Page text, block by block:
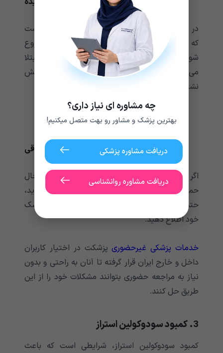
در صورت بروز این نوعحساسیت به بیهوشی
بهتر است
که سریعا دارو های بیهوشی قطع شده و درمان شروع
شود. هنگامی‌‌‌‌‌‌‌‌‌‌‌‌‌‌‌‌‌‌‌‌‌‌‌‌‌‌‌‌‌‌‌‌‌‌‌‌‌‌‌‌‌‌‌ که فردی به هایپرترمی‌‌‌‌‌‌‌‌‌‌‌‌‌‌‌‌‌‌‌‌‌‌‌‌‌‌‌‌‌‌‌‌‌‌‌‌‌‌‌‌‌‌‌ بدخیم مبتلا
می‌‌‌‌‌‌‌‌‌‌‌‌‌‌‌‌‌‌‌‌‌‌‌‌‌‌‌‌‌‌‌‌‌‌‌‌‌‌‌‌‌‌‌شود، بدن او می‌‌‌‌‌‌‌‌‌‌‌‌‌‌‌‌‌‌‌‌‌‌‌‌‌‌‌‌‌‌‌‌‌‌‌‌‌‌‌‌‌‌‌تواند به روش های مختلفی واکنش
نشان دهد، از جمله:
حمله قلبی
نارسایی کلیه
مشکلات لخته شدن خون که انعقاد داخل عروقی
منتشر نامیده می‌‌‌‌‌‌‌‌‌‌‌‌‌‌‌‌‌‌‌‌‌‌‌‌‌‌‌‌‌‌‌‌‌‌‌‌‌‌‌‌‌‌‌شود.
اگر شما یا یکی از نزدیکانتان پس از بیهوشی تا به حال
حمله قلبی یا سایر عوارض جانبی را تجربه کرده اید،
حتما قبل از دریافت هر گونه داروی بیهوشی به پزشک
خود اطلاع دهید.
خدمات پزشکی غیرحضوریپزشکت در اختیار کاربران
داخل و خارج ایران قرار گرفته تا آنان به راحتی و بدون
نیاز به مراجعه حضوری بتوانند مشکلات خود را از این
طریق حل کنند.
3. کمبود سودوکولین استراز
کمبود سودوکولین استراز، شرایطی است که باعث
چه مشاوره ای نیاز داری؟
بهترین پزشک و مشاور رو بهت متصل میکنیم!
دریافت مشاوره پزشکی
دریافت مشاوره روانشناسی